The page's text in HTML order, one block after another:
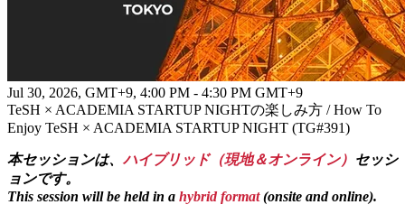
Toranomon, Minato City, Tokyo
*Event check-in counter will be open at 1st floor
■参加登録方法 | How to Register
「 Register to Event」ボタンより参加登録をお願いいたしま
す！
Click the“Register to Event” button
===
Jul 30, 2026, GMT+9, 4:00 PM - 4:30 PM GMT+9
TeSH × ACADEMIA STARTUP NIGHTの楽しみ方 / How To
Enjoy TeSH × ACADEMIA STARTUP NIGHT (TG#391)
本セッションは、 ハイブリッド（現地＆オンライン） セッシ
ョンです。
This session will be held in a hybrid format(onsite and online).